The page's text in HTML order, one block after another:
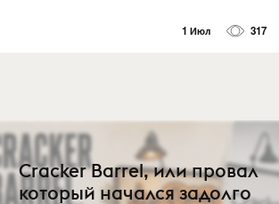
1 Июл 317
Cracker Barrel, или провал
который начался задолго